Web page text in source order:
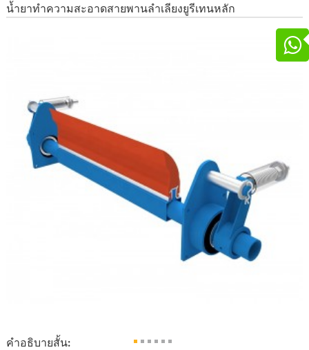
น้ำยาทำความสะอาดสายพานลำเลียงยูรีเทนหลัก
คำอธิบายสั้น:
